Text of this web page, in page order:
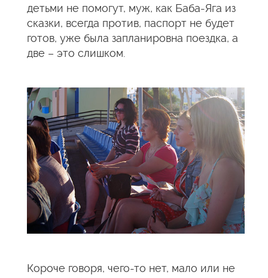
детьми не помогут, муж, как Баба-Яга из
сказки, всегда против, паспорт не будет
готов, уже была запланировна поездка, а
две – это слишком.
Короче говоря, чего-то нет, мало или не